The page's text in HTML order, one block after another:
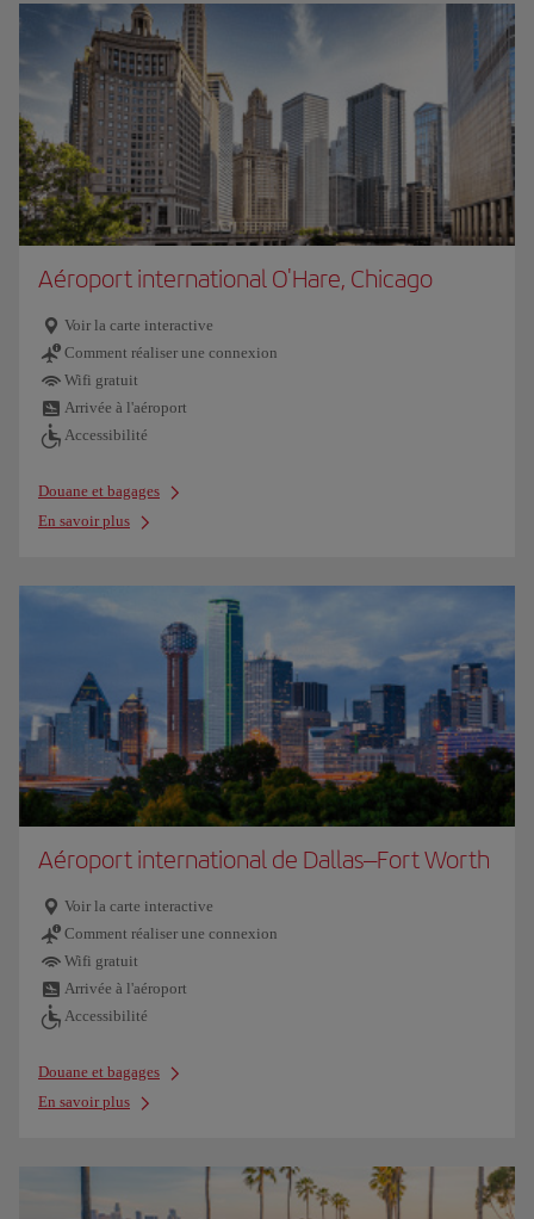
Aéroport international O'Hare, Chicago
Voir la carte interactive
Comment réaliser une connexion
Wifi gratuit
Arrivée à l'aéroport
Accessibilité
Douane et bagages
En savoir plus
Aéroport international de Dallas–Fort Worth
Voir la carte interactive
Comment réaliser une connexion
Wifi gratuit
Arrivée à l'aéroport
Accessibilité
Douane et bagages
En savoir plus